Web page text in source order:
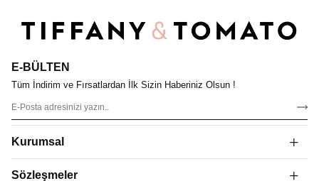
E-BÜLTEN
Tüm İndirim ve Fırsatlardan İlk Sizin Haberiniz Olsun !
Kurumsal
Sözleşmeler